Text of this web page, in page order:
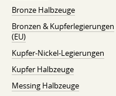
Bronze Halbzeuge
Bronzen & Kupferlegierungen
(EU)
Kupfer-Nickel-Legierungen
Kupfer Halbzeuge
Messing Halbzeuge